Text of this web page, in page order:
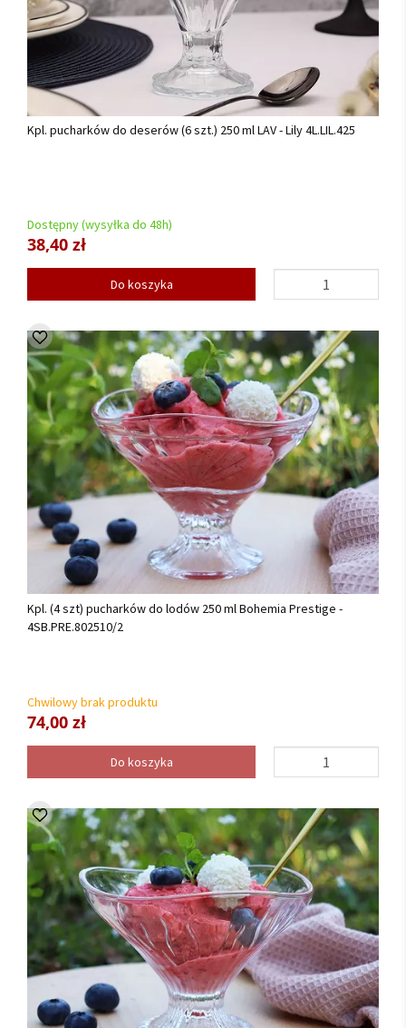
Kpl. pucharków do deserów (6 szt.) 250 ml LAV - Lily 4L.LIL.425
Dostępny (wysyłka do 48h)
38,40 zł
Do koszyka
Kpl. (4 szt) pucharków do lodów 250 ml Bohemia Prestige -
4SB.PRE.802510/2
Chwilowy brak produktu
74,00 zł
Do koszyka